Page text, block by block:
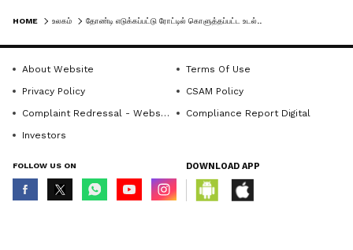
HOME உலகம்
About Website
Terms Of Use
Privacy Policy
CSAM Policy
Complaint Redressal - Website
Compliance Report Digital
Investors
FOLLOW US ON DOWNLOAD APP